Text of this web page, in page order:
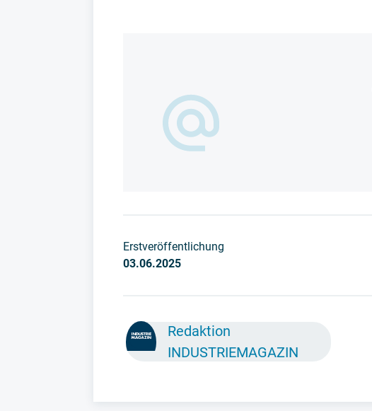
Erstveröffentlichung
03.06.2025
Redaktion
INDUSTRIEMAGAZIN